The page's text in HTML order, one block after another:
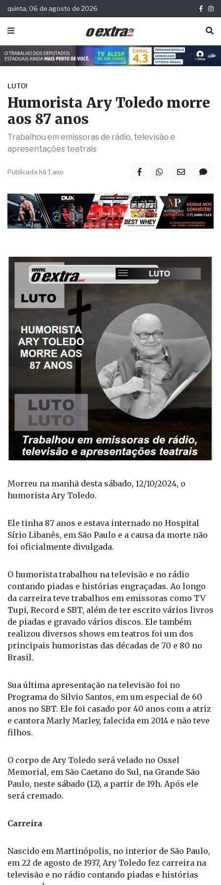
quinta, 06 de agosto de 2026
LUTO!
Humorista Ary Toledo morre
aos 87 anos
apresentações teatrais
Publicada há 1 ano
Morreu na manhã desta sábado, 12/10/2024, o
humorista Ary Toledo.
Ele tinha 87 anos e estava internado no Hospital
Sírio Libanês, em São Paulo e a causa da morte não
foi oficialmente divulgada.
O humorista trabalhou na televisão e no rádio
contando piadas e histórias engraçadas. Ao longo
da carreira teve trabalhos em emissoras como TV
Tupi, Record e SBT, além de ter escrito vários livros
realizou diversos shows em teatros foi um dos
principais humoristas das décadas de 70 e 80 no
Brasil.
Sua última apresentação na televisão foi no
anos no SBT. Ele foi casado por 40 anos com a atriz
e cantora Marly Marley, falecida em 2014 e não teve
filhos.
Memorial, em São Caetano do Sul, na Grande São
Carreira